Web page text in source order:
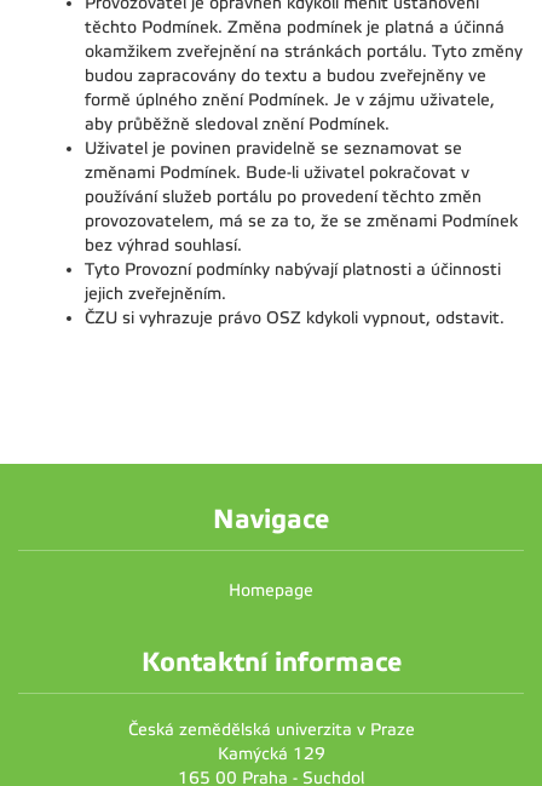
těchto Podmínek. Změna podmínek je platná a účinná
okamžikem zveřejnění na stránkách portálu. Tyto změny
budou zapracovány do textu a budou zveřejněny ve
formě úplného znění Podmínek. Je v zájmu uživatele,
aby průběžně sledoval znění Podmínek.
Uživatel je povinen pravidelně se seznamovat se
změnami Podmínek. Bude-li uživatel pokračovat v
používání služeb portálu po provedení těchto změn
provozovatelem, má se za to, že se změnami Podmínek
bez výhrad souhlasí.
Tyto Provozní podmínky nabývají platnosti a účinnosti
jejich zveřejněním.
ČZU si vyhrazuje právo OSZ kdykoli vypnout, odstavit.
Navigace
Homepage
Kontaktní informace
Česká zemědělská univerzita v Praze
Kamýcká 129
165 00 Praha - Suchdol